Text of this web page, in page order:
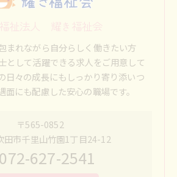
祉法人 耀き福祉会
まれながら自分らしく働きたい方
として活躍できる求人をご用意して
日々の成長にもしっかり寄り添いつ
面にも配慮した安心の職場です。
〒565-0852
田市千里山竹園1丁目24-12
072-627-2541